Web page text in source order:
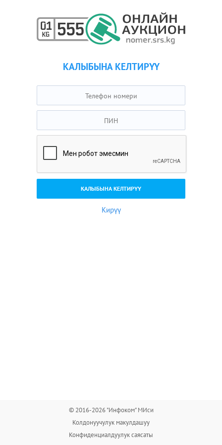
КАЛЫБЫНА КЕЛТИРҮҮ
Кирүү
© 2016-2026 "Инфоком" МИси
Колдонуучулук макулдашуу
Конфиденциалдуулук саясаты